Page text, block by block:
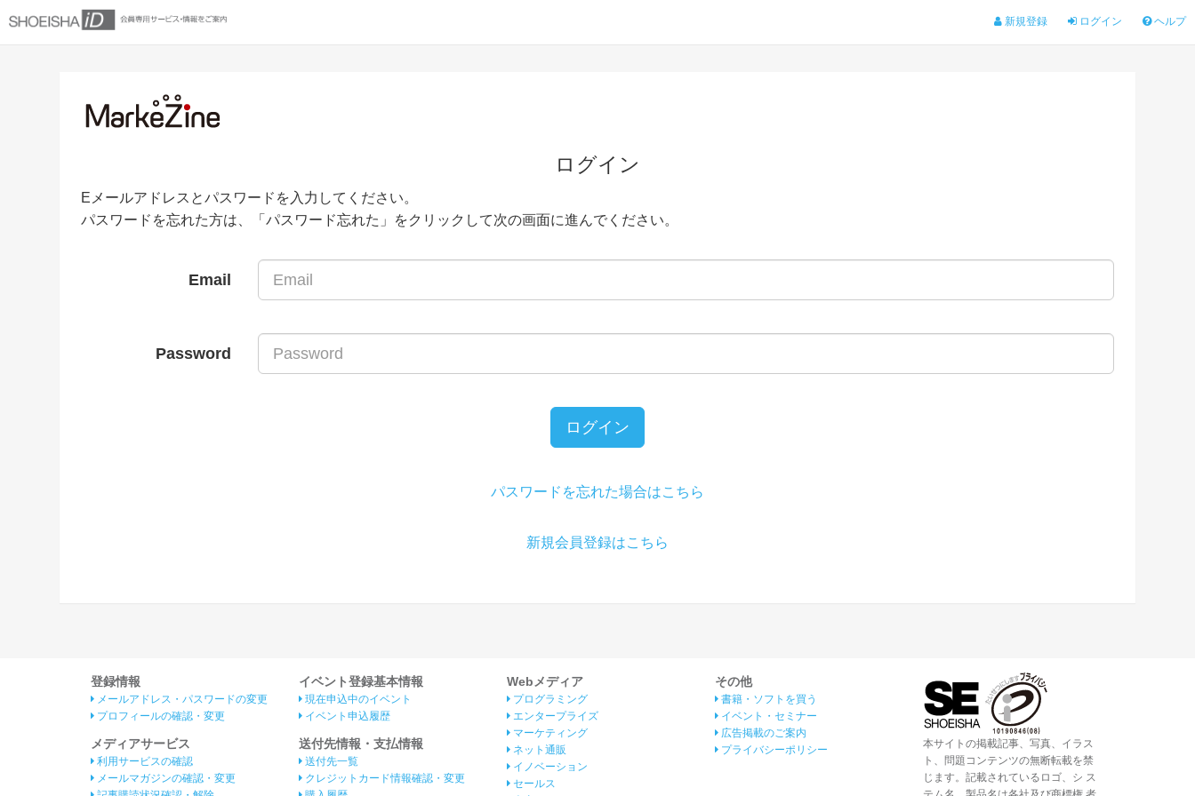
新規登録 ログイン ヘルプ
ログイン
Eメールアドレスとパスワードを入力してください。
パスワードを忘れた方は、「パスワード忘れた」をクリックして次の画面に進んでください。
Email
Password
ログイン
パスワードを忘れた場合はこちら
新規会員登録はこちら
登録情報
メールアドレス・パスワードの変更
プロフィールの確認・変更
メディアサービス
利用サービスの確認
メールマガジンの確認・変更
イベント登録基本情報
現在申込中のイベント
イベント申込履歴
送付先情報・支払情報
送付先一覧
クレジットカード情報確認・変更
Webメディア
プログラミング
エンタープライズ
マーケティング
ネット通販
イノベーション
セールス
その他
書籍・ソフトを買う
イベント・セミナー
広告掲載のご案内
プライバシーポリシー
本サイトの掲載記事、写真、イラス
ト、問題コンテンツの無断転載を禁
じます。記載されているロゴ、シ ス